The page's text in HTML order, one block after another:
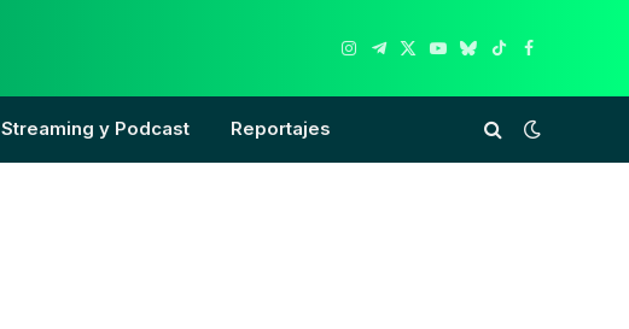
Instagram
Telegram
X
YouTube
Bluesky
TikTokFacebook
Streaming y Podcast Reportajes